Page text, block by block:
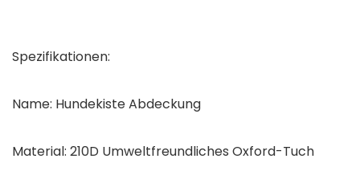
Spezifikationen:
Name: Hundekiste Abdeckung
Material: 210D Umweltfreundliches Oxford-Tuch